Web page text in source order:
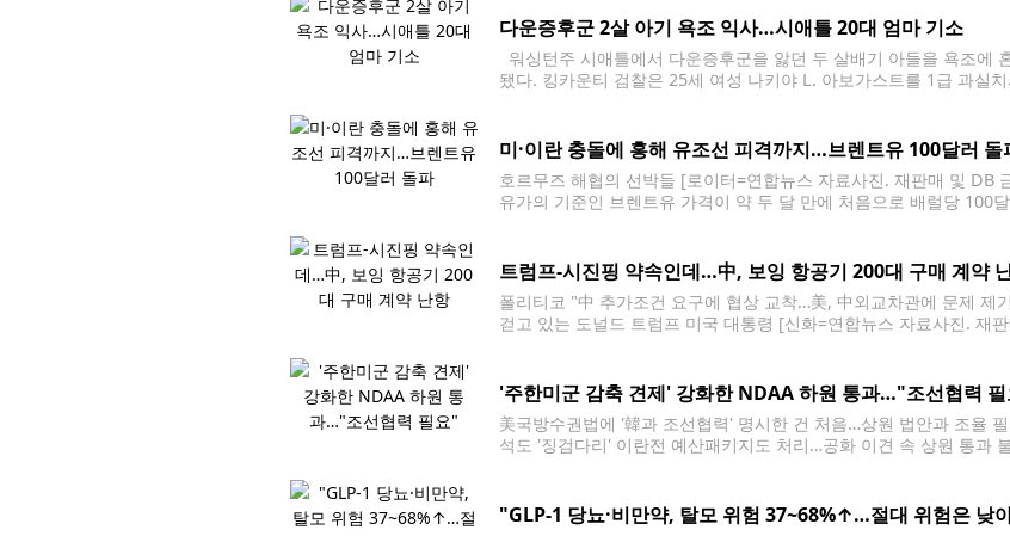
다운증후군 2살 아기 욕조 익사…시애틀 20대 엄마 기소
워싱턴주 시애틀에서 다운증후군을 앓던 두 살배기 아들을 욕조에
됐다. 킹카운티 검찰은 25세 여성 나키야 L. 아보가스트를 1급 과실
미·이란 충돌에 홍해 유조선 피격까지…브렌트유 100달러 돌
호르무즈 해협의 선박들 [로이터=연합뉴스 자료사진. 재판매 및 DB
유가의 기준인 브렌트유 가격이 약 두 달 만에 처음으로 배럴당 100
트럼프-시진핑 약속인데…中, 보잉 항공기 200대 구매 계약
폴리티코 "中 추가조건 요구에 협상 교착…美, 中외교차관에 문제 제
걷고 있는 도널드 트럼프 미국 대통령 [신화=연합뉴스 자료사진. 재
'주한미군 감축 견제' 강화한 NDAA 하원 통과…"조선협력
美국방수권법에 '韓과 조선협력' 명시한 건 처음…상원 법안과 조율
석도 '징검다리' 이란전 예산패키지도 처리…공화 이견 속 상원 통과
"GLP-1 당뇨·비만약, 탈모 위험 37~68%↑…절대 위험은 낮